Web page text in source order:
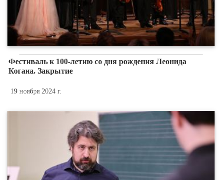
Фестиваль к 100-летию со дня рождения Леонида
Когана. Закрытие
19 ноября 2024 г.